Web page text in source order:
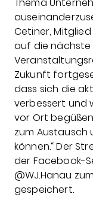
Cetiner,
auf die
Zukunft
dass sich die
verbessert und
vor Ort
zum Austausch
können.“ Der
der Facebook-
@WJ.Hanau
gespeichert.